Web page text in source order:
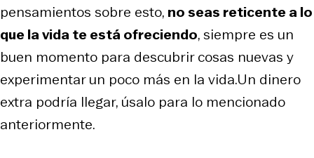
pensamientos sobre esto, no seas reticente a lo
que la vida te está ofreciendo, siempre es un
buen momento para descubrir cosas nuevas y
experimentar un poco más en la vida.Un dinero
extra podría llegar, úsalo para lo mencionado
anteriormente.